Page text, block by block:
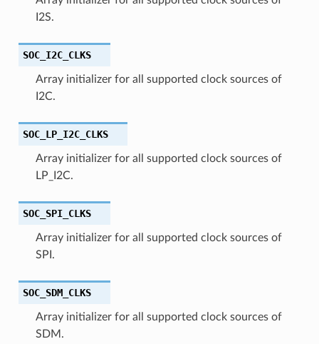
I2S.
SOC_I2C_CLKS
Array initializer for all supported clock sources of
I2C.
SOC_LP_I2C_CLKS
Array initializer for all supported clock sources of
LP_I2C.
SOC_SPI_CLKS
Array initializer for all supported clock sources of
SPI.
SOC_SDM_CLKS
Array initializer for all supported clock sources of
SDM.